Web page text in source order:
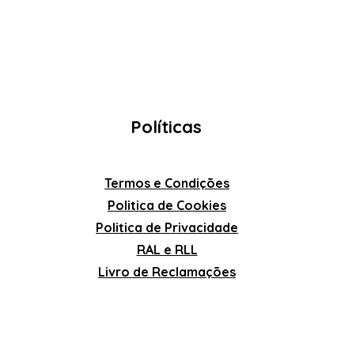
Políticas
Termos e Condições
Politica de Cookies
Politica de Privacidade
RAL e RLL
Livro de Reclamações